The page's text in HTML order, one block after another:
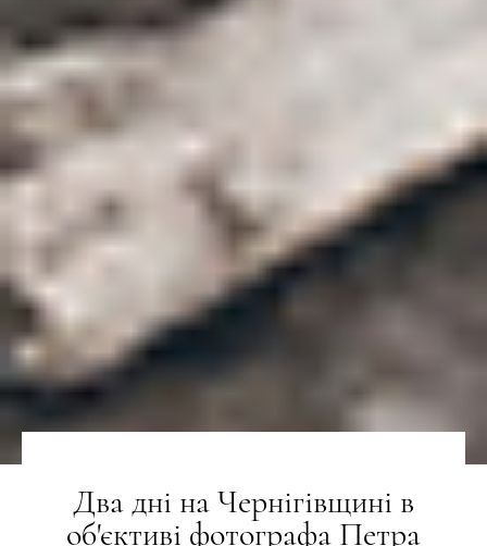
Два дні на Чернігівщині в
об'єктиві фотографа Петра